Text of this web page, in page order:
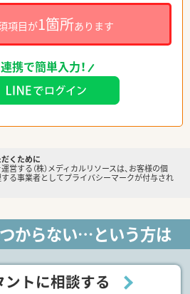
項目が1箇所あります
携で簡単入力！
くために
営する（株）メディカルリソースは、お客様の個
る事業者としてプライバシーマークが付与され
からない…という方は
ントに相談する